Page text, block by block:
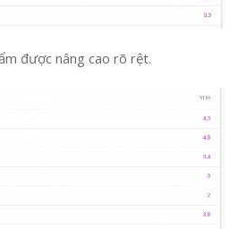
được nâng cao rõ rệt.